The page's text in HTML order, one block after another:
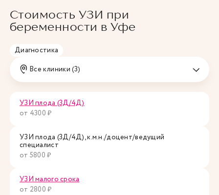
Стоимость УЗИ при
беременности в Уфе
Диагностика
Все клиники (3)
УЗИ плода (3Д/4Д)
от 4300 ₽
УЗИ плода (3Д/4Д), к.м.н./доцент/ведущий
специалист
от 5800 ₽
УЗИ малого срока
от 2800 ₽